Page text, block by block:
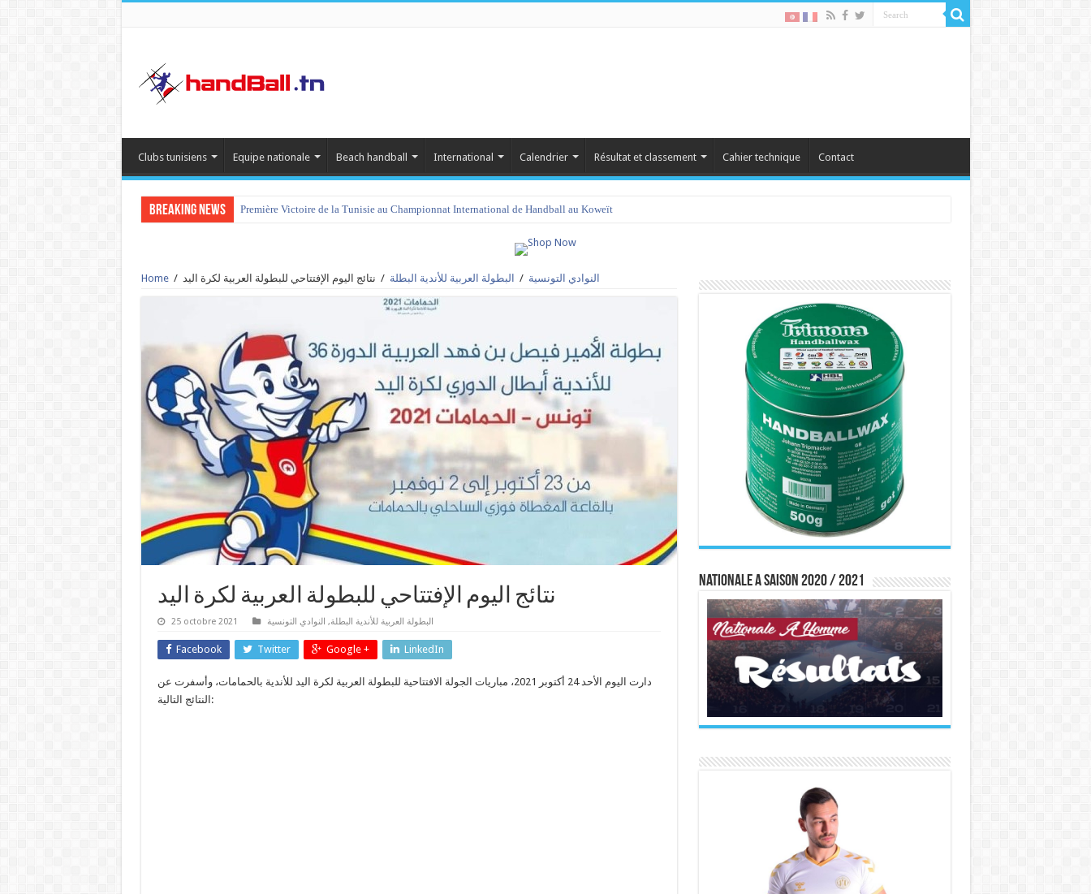
Clubs tunisiens Equipe nationale Beach handball International Calendrier Résultat et classement Cahier technique Contact
Breaking News Première Victoire de la Tunisie au Championnat International de Handball au Koweït
Home / النوادي التونسية / البطولة العربية للأندية البطلة / نتائج اليوم الإفتتاحي للبطولة العربية لكرة اليد
نتائج اليوم الإفتتاحي للبطولة العربية لكرة اليد
25 octobre 2021 البطولة العربية للأندية البطلة, النوادي التونسية
Facebook Twitter Google + LinkedIn
دارت اليوم الأحد 24 أكتوبر 2021، مباريات الجولة الافتتاحية للبطولة العربية لكرة اليد للأندية بالحمامات، وأسفرت عن
النتائج التالية:
Nationale A saison 2020 / 2021